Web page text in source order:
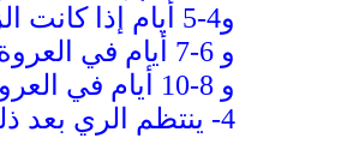
و4-5 أيام إذا كانت الزراعة في العروة الشتوية المتأخرة (أكتوبر ونوفمبر) .
و 6-7 أيام في العروة الصيفية المبكرة ( ديسمبر ويناير)
و 8-10 أيام في العروة الصيفية المتأخرة ( فبراير)
4-
ينتظم الري بعد ذلك بمعدل كل 7- 10